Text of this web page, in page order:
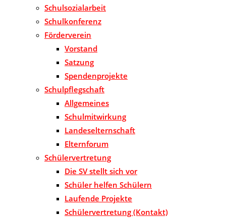
Schulsozialarbeit
Schulkonferenz
Förderverein
Vorstand
Satzung
Spendenprojekte
Schulpflegschaft
Allgemeines
Schulmitwirkung
Landeselternschaft
Elternforum
Schülervertretung
Die SV stellt sich vor
Schüler helfen Schülern
Laufende Projekte
Schülervertretung (Kontakt)